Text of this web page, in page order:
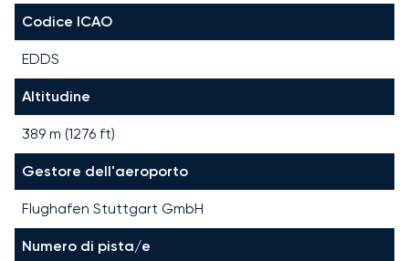
Codice ICAO
EDDS
Altitudine
389 m (1276 ft)
Gestore dell'aeroporto
Flughafen Stuttgart GmbH
Numero di pista/e